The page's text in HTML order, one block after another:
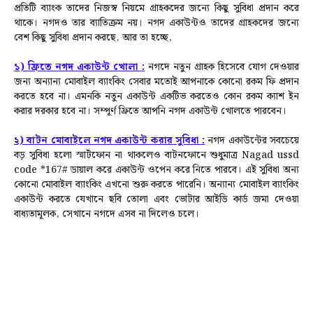
প্রতিটি ব্যাংক তাদের নিজস্ব নিয়মে গ্রাহকদের জন্যে কিছু সুবিধা প্রদান করে
থাকে। নগদও তার ব্যাতিক্রম নয়। নগদ একাউন্টও তাদের গ্রাহকদের জন্যে
বেশ কিছু সুবিধা প্রদান করছে, আর তা হচ্ছে,
১) ফ্রিতে নগদ একাউন্ট খোলা : নগদে নতুন গ্রাহক হিসেবে যোগ দেওয়ার
জন্য অন্যান্য মোবাইল ব্যাংকিং সেবার মতোই আপনাকে কোনো রকম ফি প্রদান
করতে হবে না। এমনকি নতুন একাউন্ট একটিভ করতেও কোন রকম ক্যাশ ইন
করার দরকার হবে না। সম্পূর্ণ ফ্রিতে আপনি নগদ একাউন্ট খোলতে পারবেন।
২) বাটন মোবাইলে নগদ একাউন্ট করার সুবিধা:নগদ একাউন্টের সবচেয়ে
বড় সুবিধা হলো স্মার্টফোন না থাকলেও বাটনফোনে শুধুমাত্র Nagad ussd
code *167# ডায়াল করে একাউন্ট ওপেন করে নিতে পারবে। এই সুবিধা অন্য
কোনো মোবাইল ব্যাংকিং এখনো শুরু করতে পারেনি। অন্যান্য মোবাইল ব্যাংকিং
একাউন্ট করতে যেখানে ছবি তোলা এবং ভোটার আইডি কার্ড জমা দেওয়া
বাধ্যতামূলক, সেখানে নগদে এসব না দিলেও চলে।